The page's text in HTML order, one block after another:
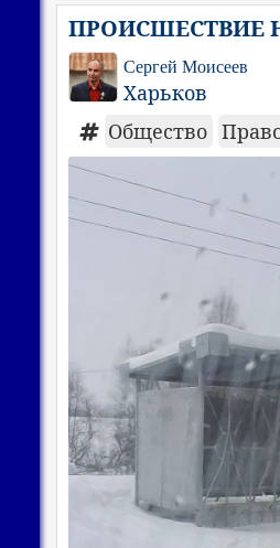
ПРОИСШЕСТВИЕ
Сергей Моисеев
Харьков
Общество